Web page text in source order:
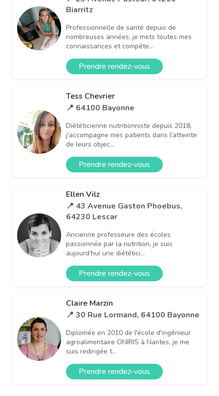
Biarritz
Professionnelle de santé depuis de
nombreuses années, je mets toutes mes
connaissances et compéte...
Prendre rendez-vous
Tess Chevrier
📍 64100 Bayonne
Diététicienne nutritionniste depuis 2018,
j'accompagne mes patients dans l'atteinte
de leurs objec...
Prendre rendez-vous
Ellen Vilz
📍 43 Avenue Gaston Phoebus,
64230 Lescar
Ancienne professeure des écoles
passionnée par la nutrition, je suis
aujourd’hui une diététici...
Prendre rendez-vous
Claire Marzin
📍 30 Rue Lormand, 64100 Bayonne
Diplomée en 2010 de l'école d'ingénieur
agroalimentaire ONIRIS à Nantes, je me
suis redirigée t...
Prendre rendez-vous